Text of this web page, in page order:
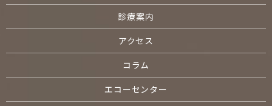
診療案内
アクセス
コラム
エコーセンター